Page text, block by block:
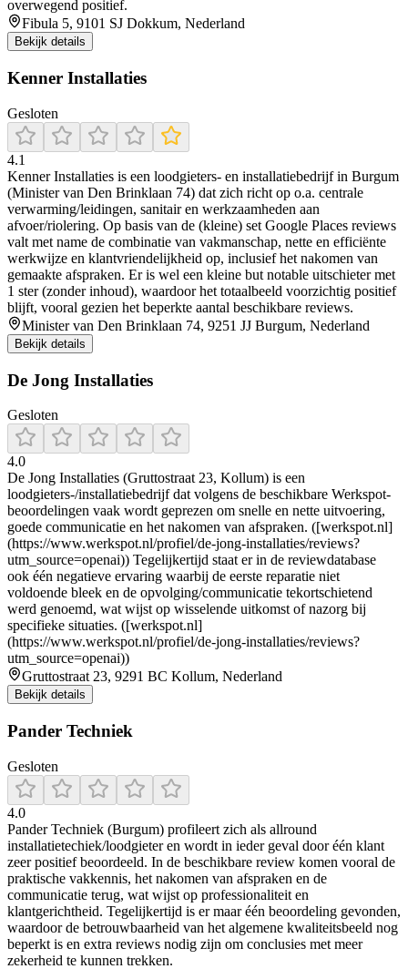
overwegend positief.
Fibula 5, 9101 SJ Dokkum, Nederland
Bekijk details
Kenner Installaties
Gesloten
4.1
Kenner Installaties is een loodgieters- en installatiebedrijf in Burgum
(Minister van Den Brinklaan 74) dat zich richt op o.a. centrale
verwarming/leidingen, sanitair en werkzaamheden aan
afvoer/riolering. Op basis van de (kleine) set Google Places reviews
valt met name de combinatie van vakmanschap, nette en efficiënte
werkwijze en klantvriendelijkheid op, inclusief het nakomen van
gemaakte afspraken. Er is wel een kleine but notable uitschieter met
1 ster (zonder inhoud), waardoor het totaalbeeld voorzichtig positief
blijft, vooral gezien het beperkte aantal beschikbare reviews.
Minister van Den Brinklaan 74, 9251 JJ Burgum, Nederland
Bekijk details
De Jong Installaties
Gesloten
4.0
De Jong Installaties (Gruttostraat 23, Kollum) is een
loodgieters-/installatiebedrijf dat volgens de beschikbare Werkspot-
beoordelingen vaak wordt geprezen om snelle en nette uitvoering,
goede communicatie en het nakomen van afspraken. ([werkspot.nl]
(https://www.werkspot.nl/profiel/de-jong-installaties/reviews?
utm_source=openai)) Tegelijkertijd staat er in de reviewdatabase
ook één negatieve ervaring waarbij de eerste reparatie niet
voldoende bleek en de opvolging/communicatie tekortschietend
werd genoemd, wat wijst op wisselende uitkomst of nazorg bij
specifieke situaties. ([werkspot.nl]
(https://www.werkspot.nl/profiel/de-jong-installaties/reviews?
utm_source=openai))
Gruttostraat 23, 9291 BC Kollum, Nederland
Bekijk details
Pander Techniek
Gesloten
4.0
Pander Techniek (Burgum) profileert zich als allround
installatietechiek/loodgieter en wordt in ieder geval door één klant
zeer positief beoordeeld. In de beschikbare review komen vooral de
praktische vakkennis, het nakomen van afspraken en de
communicatie terug, wat wijst op professionaliteit en
klantgerichtheid. Tegelijkertijd is er maar één beoordeling gevonden,
waardoor de betrouwbaarheid van het algemene kwaliteitsbeeld nog
beperkt is en extra reviews nodig zijn om conclusies met meer
zekerheid te kunnen trekken.